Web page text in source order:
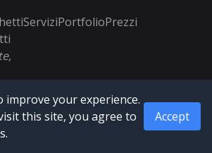
ServiziPortfolioPrezzi
improve your experience.
this site, you agree to
Accept